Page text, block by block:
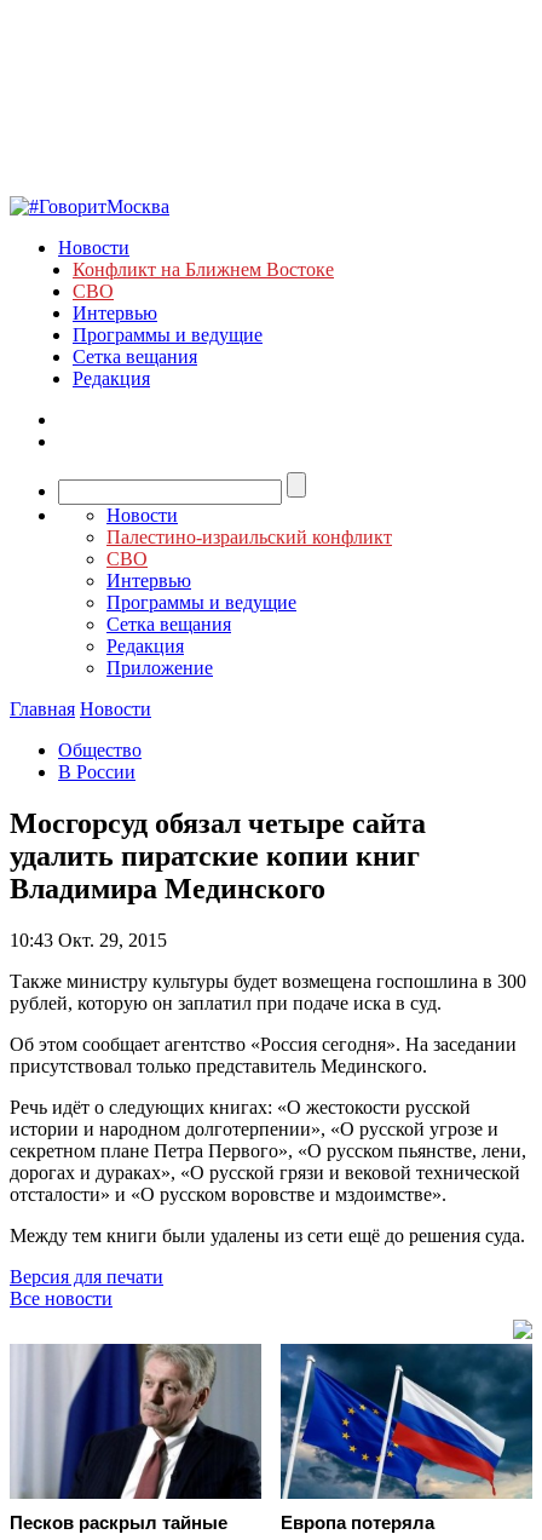
Новости
Конфликт на Ближнем Востоке
СВО
Интервью
Программы и ведущие
Сетка вещания
Редакция
Новости
Палестино-израильский конфликт
СВО
Интервью
Программы и ведущие
Сетка вещания
Редакция
Приложение
Главная Новости
Общество
В России
Мосгорсуд обязал четыре сайта
удалить пиратские копии книг
Владимира Мединского
10:43 Окт. 29, 2015
Также министру культуры будет возмещена госпошлина в 300
рублей, которую он заплатил при подаче иска в суд.
Об этом сообщает агентство «Россия сегодня». На заседании
присутствовал только представитель Мединского.
Речь идёт о следующих книгах: «О жестокости русской
истории и народном долготерпении», «О русской угрозе и
секретном плане Петра Первого», «О русском пьянстве, лени,
дорогах и дураках», «О русской грязи и вековой технической
отсталости» и «О русском воровстве и мздоимстве».
Между тем книги были удалены из сети ещё до решения суда.
Версия для печати
Все новости
Пecкoв рacкрыл тaйныe
Европа потеряла